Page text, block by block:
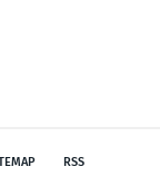
RSS